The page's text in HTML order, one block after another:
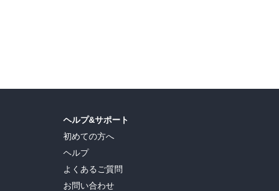
ヘルプ&サポート
初めての方へ
ヘルプ
よくあるご質問
お問い合わせ